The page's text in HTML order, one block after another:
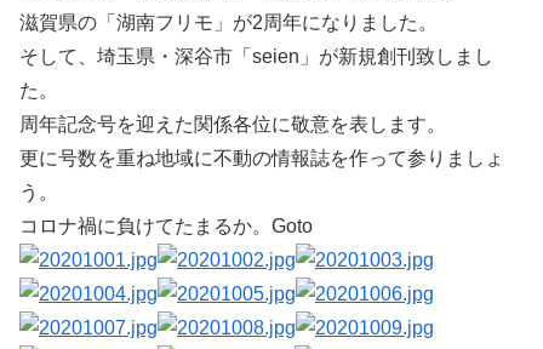
滋賀県の「湖南フリモ」が2周年になりました。
そして、埼玉県・深谷市「seien」が新規創刊致しまし
た。
周年記念号を迎えた関係各位に敬意を表します。
更に号数を重ね地域に不動の情報誌を作って参りましょ
う。
コロナ禍に負けてたまるか。Goto